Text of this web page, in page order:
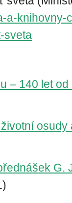
a-knihovny-
sveta
– 140 let
osudy
G.